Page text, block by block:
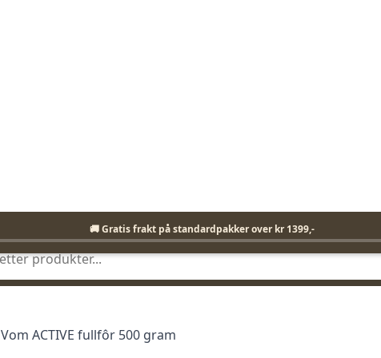
Ammunisjon Bekledning Elektronikk
Vom ACTIVE fullfôr 500 gram